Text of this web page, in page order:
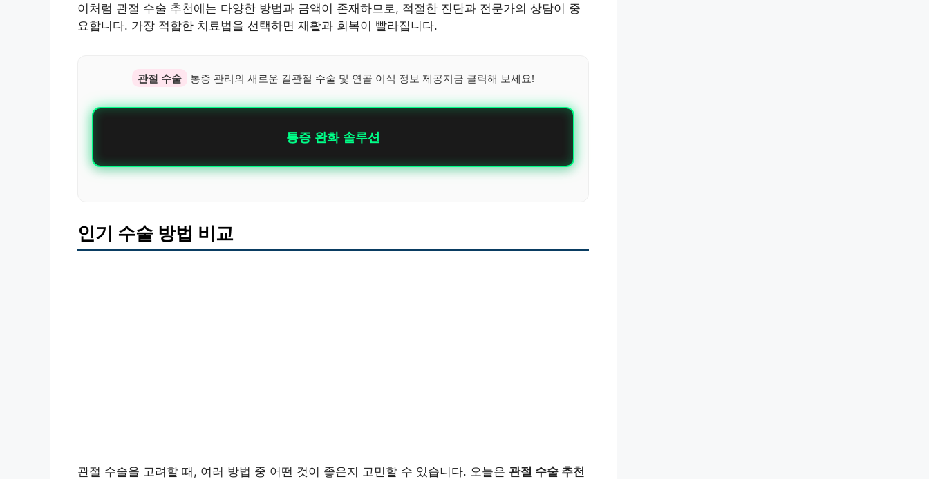
이처럼 관절 수술 추천에는 다양한 방법과 금액이 존재하므로, 적절한 진단과 전문가의 상담이 중
요합니다. 가장 적합한 치료법을 선택하면 재활과 회복이 빨라집니다.
관절 수술 통증 관리의 새로운 길관절 수술 및 연골 이식 정보 제공지금 클릭해 보세요!
통증 완화 솔루션
인기 수술 방법 비교
관절 수술을 고려할 때, 여러 방법 중 어떤 것이 좋은지 고민할 수 있습니다. 오늘은 관절 수술 추천